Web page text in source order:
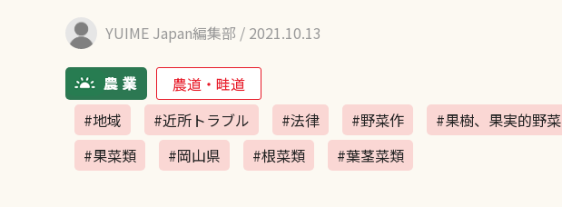
YUIME Japan編集部 / 2021.10.13
農道・畦道
#地域
#近所トラブル #法律 #野菜作 #果樹、果実的野菜
#果菜類
#岡山県 #根菜類 #葉茎菜類